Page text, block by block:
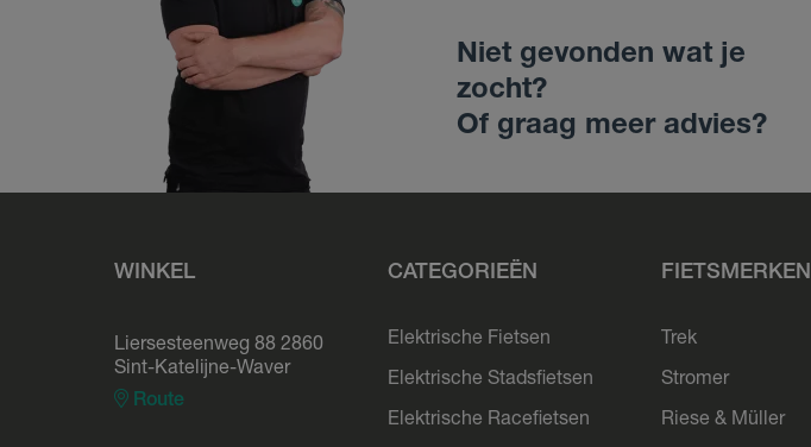
Niet gevonden wat je
zocht?
Of graag meer advies?
WINKEL
Liersesteenweg 88 2860
Sint-Katelijne-Waver
Route
CATEGORIEËN
Elektrische Fietsen
Elektrische Stadsfietsen
Elektrische Racefietsen
FIETSMERKEN
Trek
Stromer
Riese & Müller